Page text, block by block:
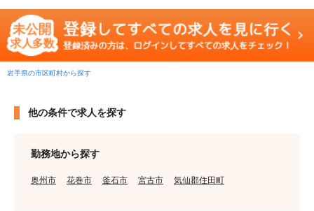
岩手県の市区町村から探す
他の条件で求人を探す
勤務地から探す
奥州市 花巻市 釜石市 宮古市 気仙郡住田町